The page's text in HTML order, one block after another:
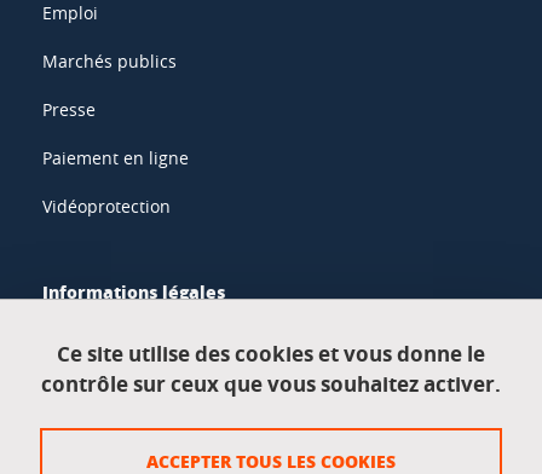
Emploi
Marchés publics
Presse
Paiement en ligne
Vidéoprotection
Informations légales
Données personnelles
Crédits
Ce site utilise des cookies et vous donne le
contrôle sur ceux que vous souhaitez activer.
ACCEPTER TOUS LES COOKIES